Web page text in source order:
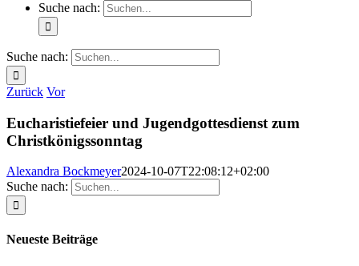
Suche nach:
Suche nach:
Zurück Vor
Eucharistiefeier und Jugendgottesdienst zum
Christkönigssonntag
Alexandra Bockmeyer2024-10-07T22:08:12+02:00
Suche nach:
Neueste Beiträge